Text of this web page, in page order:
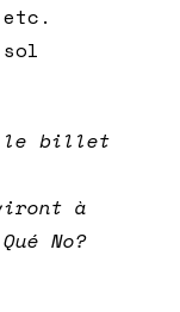
le billet
à
No?